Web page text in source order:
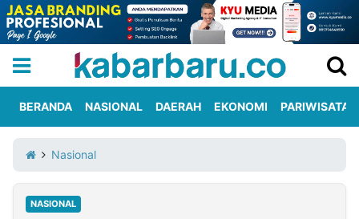
Iklan
Berita
Kami
BERANDA NASIONAL DAERAH EKONOMI PARIWISATA
Nasional
NASIONAL